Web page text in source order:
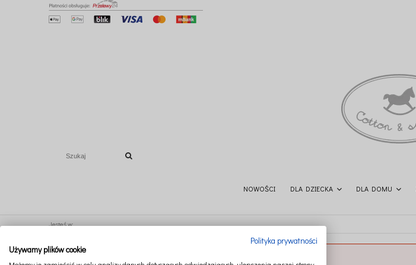
NOWOŚCI DLA DZIECKA DLA DOMU
Jesteś w:
Polityka prywatności
Używamy plików cookie